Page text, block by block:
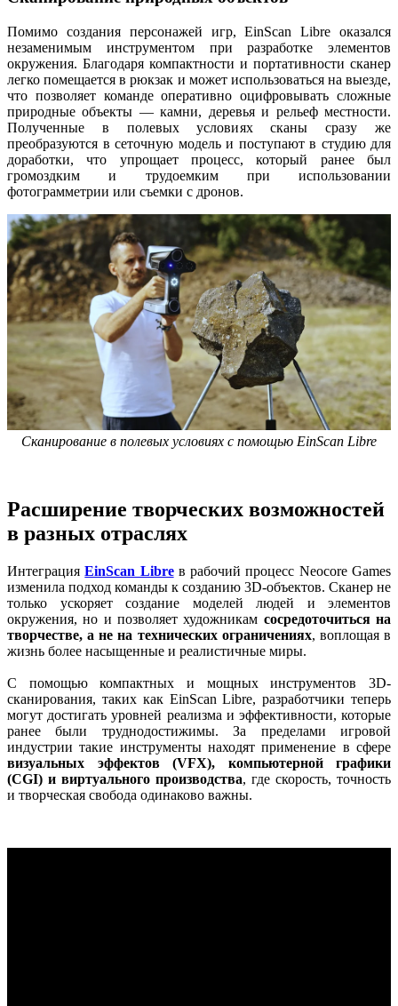
Помимо создания персонажей игр, EinScan Libre оказался
незаменимым инструментом при разработке элементов
окружения. Благодаря компактности и портативности сканер
легко помещается в рюкзак и может использоваться на выезде,
что позволяет команде оперативно оцифровывать сложные
природные объекты — камни, деревья и рельеф местности.
Полученные в полевых условиях сканы сразу же
преобразуются в сеточную модель и поступают в студию для
доработки, что упрощает процесс, который ранее был
громоздким и трудоемким при использовании
фотограмметрии или съемки с дронов.
Сканирование в полевых условиях с помощью EinScan Libre
Расширение творческих возможностей
в разных отраслях
ИнтеграцияEinScan Libreв рабочий процесс Neocore Games
изменила подход команды к созданию 3D-объектов. Сканер не
только ускоряет создание моделей людей и элементов
окружения, но и позволяет художникам сосредоточиться на
творчестве, а не на технических ограничениях, воплощая в
жизнь более насыщенные и реалистичные миры.
С помощью компактных и мощных инструментов 3D-
сканирования, таких как EinScan Libre, разработчики теперь
могут достигать уровней реализма и эффективности, которые
ранее были труднодостижимы. За пределами игровой
индустрии такие инструменты находят применение в сфере
визуальных эффектов (VFX), компьютерной графики
(CGI) и виртуального производства, где скорость, точность
и творческая свобода одинаково важны.